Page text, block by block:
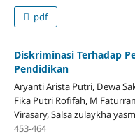
pdf
Diskriminasi Terhadap
Pendidikan
Aryanti Arista Putri, Dewa
Fika Putri Rofifah, M
Virasary, Salsa zulaykha
453-464